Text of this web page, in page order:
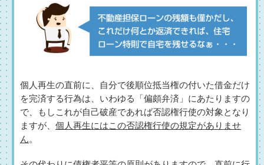
個人再生の直前に、自分で後順位抵当権の付いた借金だけ
を完済する行為は、いわゆる「偏頗弁済」にあたりますの
で、もしこれが自己破産であれば否認権行使の対象となり
ますが、 個人再生にはこの否認権行使の規定がありませ
ん。